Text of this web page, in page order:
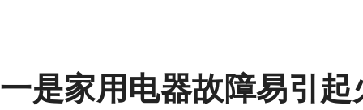
一是家用电器故障易引起